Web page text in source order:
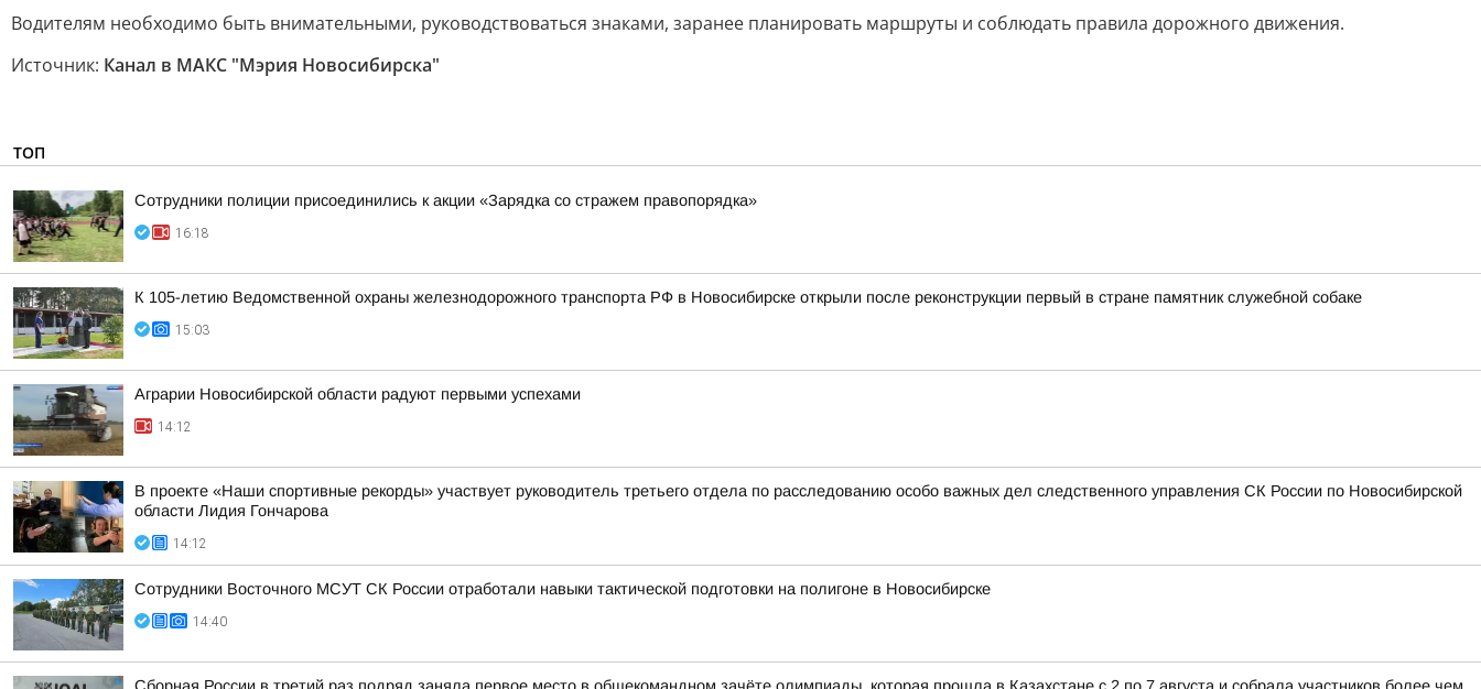
Водителям необходимо быть внимательными, руководствоваться знаками, заранее планировать маршруты и соблюдать правила дорожного движения.
Источник: Канал в МАКС "Мэрия Новосибирска"
ТОП
Сотрудники полиции присоединились к акции «Зарядка со стражем правопорядка»
16:18
К 105-летию Ведомственной охраны железнодорожного транспорта РФ в Новосибирске открыли после реконструкции первый в стране памятник служебной собаке
15:03
Аграрии Новосибирской области радуют первыми успехами
14:12
В проекте «Наши спортивные рекорды» участвует руководитель третьего отдела по расследованию особо важных дел следственного управления СК России по Новосибирской
области Лидия Гончарова
14:12
Сотрудники Восточного МСУТ СК России отработали навыки тактической подготовки на полигоне в Новосибирске
14:40